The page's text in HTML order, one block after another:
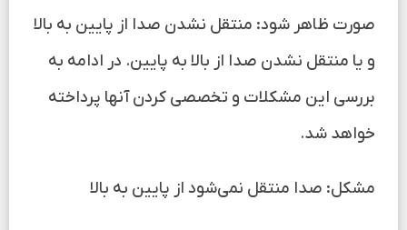
صورت ظاهر شود: منتقل نشدن صدا از پایین به بالا
و یا منتقل نشدن صدا از بالا به پایین. در ادامه به
بررسی این مشکلات و تخصصی کردن آنها پرداخته
خواهد شد.
مشکل: صدا منتقل نمی‌شود از پایین به بالا